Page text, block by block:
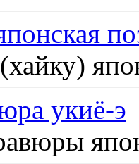
укиё-э